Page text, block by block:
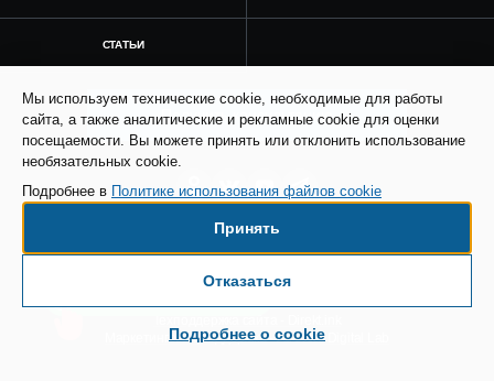
СТАТЬИ
Получить консультацию
© Все права защищены. Информация сайта
Маркетинговая поддержка - AdCreat Digital Lab
Мы используем технические cookie, необходимые для работы
сайта, а также аналитические и рекламные cookie для оценки
посещаемости. Вы можете принять или отклонить использование
необязательных cookie.
Подробнее в Политике использования файлов cookie
Принять
Отказаться
Подробнее о cookie